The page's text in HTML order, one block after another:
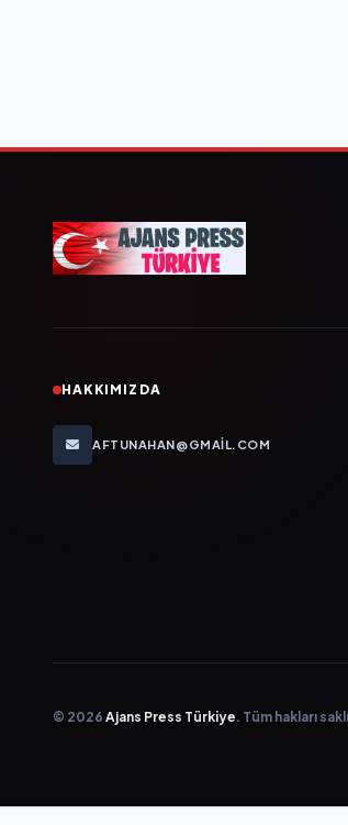
HAKKIMIZDA
AFTUNAHAN@GMAIL.COM
© 2026 Ajans Press Türkiye. Tüm hakları